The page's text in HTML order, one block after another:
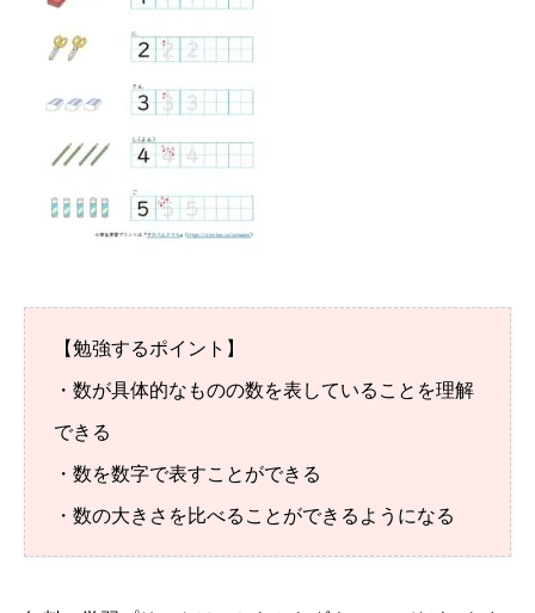
【勉強するポイント】
・数が具体的なものの数を表していることを理解
できる
・数を数字で表すことができる
・数の大きさを比べることができるようになる